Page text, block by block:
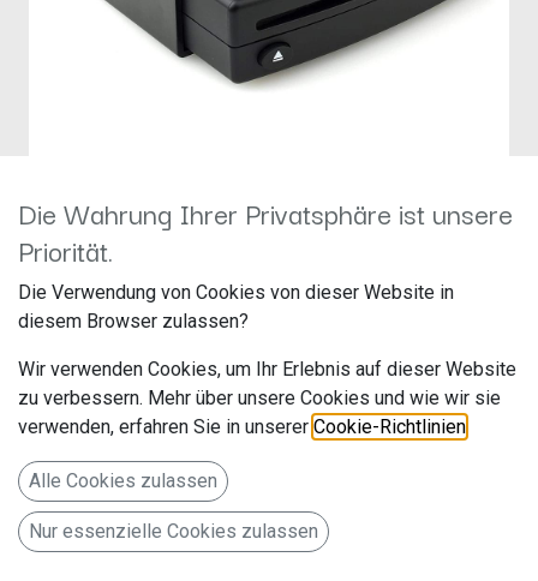
Nachrüst CD-Player
Hersteller: Maxxcount
Nachrüst CD-Player für PKW kompatibel mit Android 4.4
Auto Radios oder per USB-Anschluss (.wav)
Vor Kauf Bitte .wav Datei Kompatibilität prüfen!
159,00€ Alle Preise inkl. MwSt.zzgl. Versandkosten
Die Wahrung Ihrer Privatsphäre ist unsere
Priorität.
Die Verwendung von Cookies von dieser Website in
diesem Browser zulassen?
Wir verwenden Cookies, um Ihr Erlebnis auf dieser Website
zu verbessern. Mehr über unsere Cookies und wie wir sie
verwenden, erfahren Sie in unserer Cookie-Richtlinien
Alle Cookies zulassen
Nur essenzielle Cookies zulassen